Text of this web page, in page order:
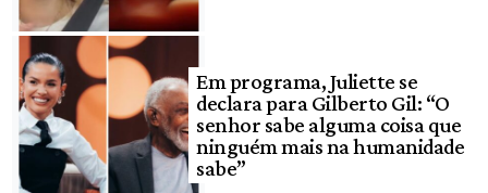
Em programa, Juliette se
declara para Gilberto Gil: “O
senhor sabe alguma coisa que
ninguém mais na humanidade
sabe”